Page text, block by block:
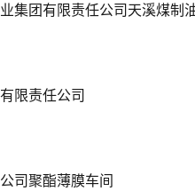
集团有限责任公司天溪煤制
限责任公司
司聚酯薄膜车间